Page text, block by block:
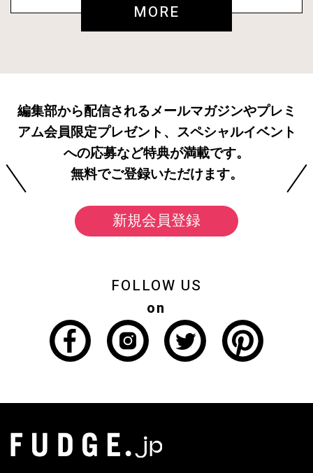
MORE
編集部から配信されるメールマガジンやプレミ
アム会員限定プレゼント、スペシャルイベント
への応募など特典が満載です。
無料でご登録いただけます。
新規会員登録
FOLLOW US
on